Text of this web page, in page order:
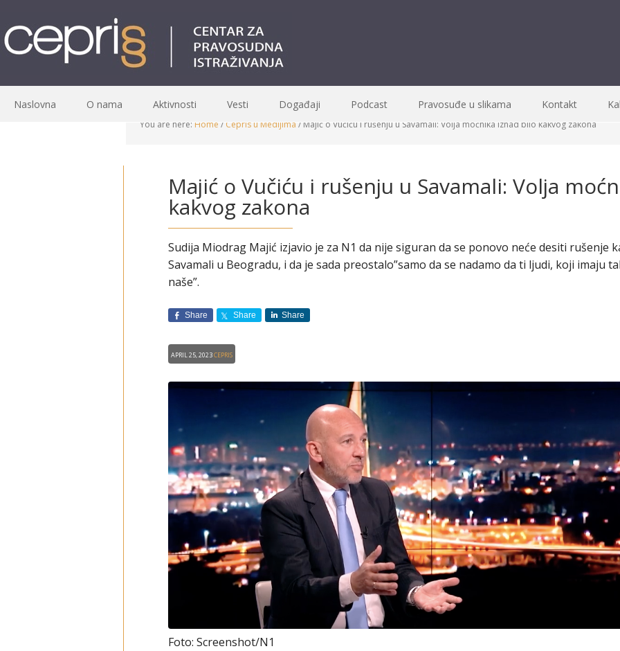
Naslovna O nama Aktivnosti Vesti Događaji Podcast Pravosuđe u slikama Kontakt
You are here: Home /Cepris u Medijima /Majić o Vučiću i rušenju u Savamali: Volja moćnika iznad bilo kakvog zakona
Majić o Vučiću i rušenju u Savamali: Volja
kakvog zakona
Sudija Miodrag Majić izjavio je za N1 da nije siguran da se ponovo neće desiti rušenje
Savamali u Beogradu, i da je sada preostalo”samo da se nadamo da ti ljudi, koji imaju
naše”.
Share Share Share
April 25, 2023CEPRIS
Foto: Screenshot/N1